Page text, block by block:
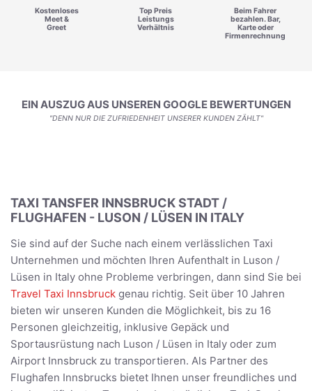
Kostenloses
Meet &
Greet
Top Preis
Leistungs
Verhältnis
Beim Fahrer
bezahlen. Bar,
Karte oder
Firmenrechnung
EIN AUSZUG AUS UNSEREN GOOGLE BEWERTUNGEN
"DENN NUR DIE ZUFRIEDENHEIT UNSERER KUNDEN ZÄHLT"
TAXI TANSFER INNSBRUCK STADT /
FLUGHAFEN - LUSON / LÜSEN IN ITALY
Sie sind auf der Suche nach einem verlässlichen Taxi
Unternehmen und möchten Ihren Aufenthalt in Luson /
Lüsen in Italy ohne Probleme verbringen, dann sind Sie bei
Travel Taxi Innsbruck genau richtig. Seit über 10 Jahren
bieten wir unseren Kunden die Möglichkeit, bis zu 16
Personen gleichzeitig, inklusive Gepäck und
Sportausrüstung nach Luson / Lüsen in Italy oder zum
Airport Innsbruck zu transportieren. Als Partner des
Flughafen Innsbrucks bietet Ihnen unser freundliches und